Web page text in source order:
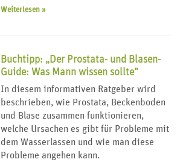
Weiterlesen »
Buchtipp: „Der Prostata- und Blasen-
Guide: Was Mann wissen sollte“
In diesem informativen Ratgeber wird
beschrieben, wie Prostata, Beckenboden
und Blase zusammen funktionieren,
welche Ursachen es gibt für Probleme mit
dem Wasserlassen und wie man diese
Probleme angehen kann.